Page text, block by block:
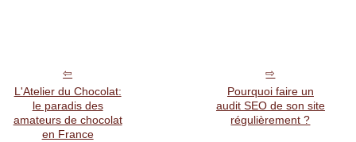
L'Atelier du Chocolat:
le paradis des
amateurs de chocolat
en France
Pourquoi faire un
audit SEO de son site
régulièrement ?